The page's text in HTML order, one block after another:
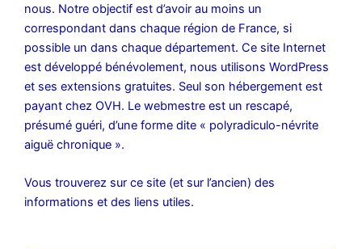
nous. Notre objectif est d’avoir au moins un
correspondant dans chaque région de France, si
possible un dans chaque département. Ce site Internet
est développé bénévolement, nous utilisons WordPress
et ses extensions gratuites. Seul son hébergement est
payant chez OVH. Le webmestre est un rescapé,
présumé guéri, d’une forme dite « polyradiculo-névrite
aiguë chronique ».
Vous trouverez sur ce site (et sur l’ancien) des
informations et des liens utiles.